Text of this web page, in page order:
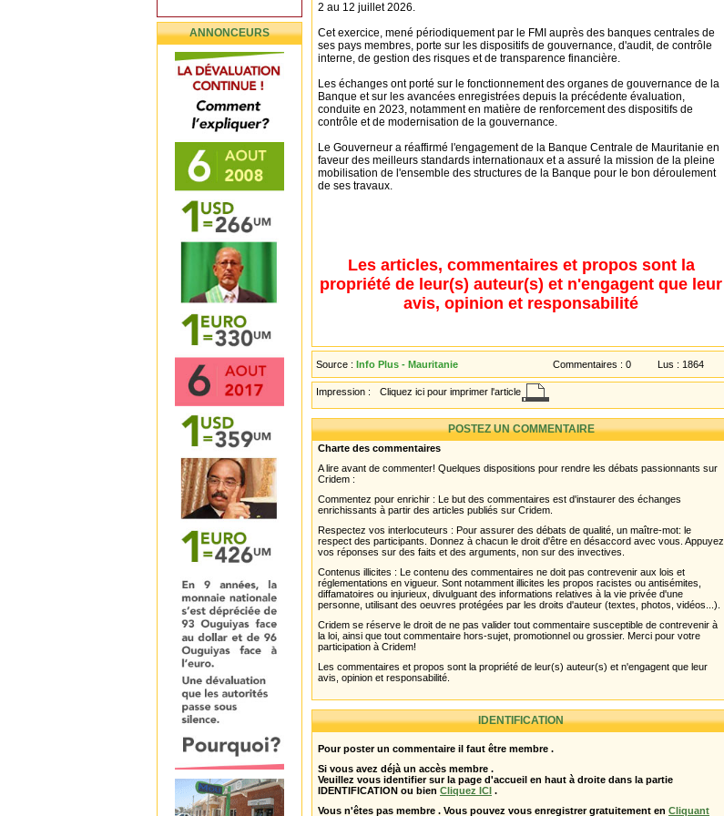
ANNONCEURS
2 au 12 juillet 2026.
Cet exercice, mené périodiquement par le FMI auprès des banques centrales de
ses pays membres, porte sur les dispositifs de gouvernance, d'audit, de contrôle
interne, de gestion des risques et de transparence financière.
Les échanges ont porté sur le fonctionnement des organes de gouvernance de la
Banque et sur les avancées enregistrées depuis la précédente évaluation,
conduite en 2023, notamment en matière de renforcement des dispositifs de
contrôle et de modernisation de la gouvernance.
Le Gouverneur a réaffirmé l'engagement de la Banque Centrale de Mauritanie en
faveur des meilleurs standards internationaux et a assuré la mission de la pleine
mobilisation de l'ensemble des structures de la Banque pour le bon déroulement
de ses travaux.
Les articles, commentaires et propos sont la
propriété de leur(s) auteur(s) et n'engagent que leur
avis, opinion et responsabilité
Source : Info Plus - Mauritanie Commentaires : 0 Lus : 1864
Impression : Cliquez ici pour imprimer l'article
POSTEZ UN COMMENTAIRE
Charte des commentaires
A lire avant de commenter! Quelques dispositions pour rendre les débats passionnants sur
Cridem :
Commentez pour enrichir : Le but des commentaires est d'instaurer des échanges
enrichissants à partir des articles publiés sur Cridem.
Respectez vos interlocuteurs : Pour assurer des débats de qualité, un maître-mot: le
respect des participants. Donnez à chacun le droit d'être en désaccord avec vous. Appuyez
vos réponses sur des faits et des arguments, non sur des invectives.
Contenus illicites : Le contenu des commentaires ne doit pas contrevenir aux lois et
réglementations en vigueur. Sont notamment illicites les propos racistes ou antisémites,
diffamatoires ou injurieux, divulguant des informations relatives à la vie privée d'une
personne, utilisant des oeuvres protégées par les droits d'auteur (textes, photos, vidéos...).
Cridem se réserve le droit de ne pas valider tout commentaire susceptible de contrevenir à
la loi, ainsi que tout commentaire hors-sujet, promotionnel ou grossier. Merci pour votre
participation à Cridem!
Les commentaires et propos sont la propriété de leur(s) auteur(s) et n'engagent que leur
avis, opinion et responsabilité.
IDENTIFICATION
Pour poster un commentaire il faut être membre .
Si vous avez déjà un accès membre .
Veuillez vous identifier sur la page d'accueil en haut à droite dans la partie
IDENTIFICATION ou bien Cliquez ICI .
Vous n'êtes pas membre . Vous pouvez vous enregistrer gratuitement en Cliquant